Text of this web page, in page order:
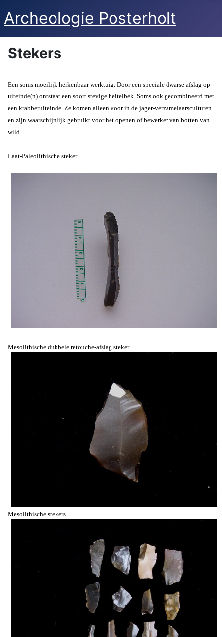
Archeologie Posterholt
Stekers
Een soms moeilijk herkenbaar werktuig. Door een speciale dwarse afslag op
uiteinde(n) ontstaat een soort stevige beitelbek. Soms ook gecombineerd met
een krabberuiteinde. Ze komen alleen voor in de jager-verzamelaarsculturen
en zijn waarschijnlijk gebruikt voor het openen of bewerker van botten van
wild.
Laat-Paleolithische steker
Mesolithische dubbele retouche-afslag steker
Mesolithische stekers